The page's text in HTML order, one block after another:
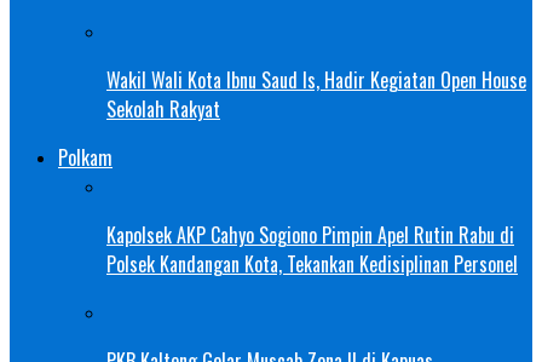
Wakil Wali Kota Ibnu Saud Is, Hadir Kegiatan Open House
Sekolah Rakyat
Polkam
Kapolsek AKP Cahyo Sogiono Pimpin Apel Rutin Rabu di
Polsek Kandangan Kota, Tekankan Kedisiplinan Personel